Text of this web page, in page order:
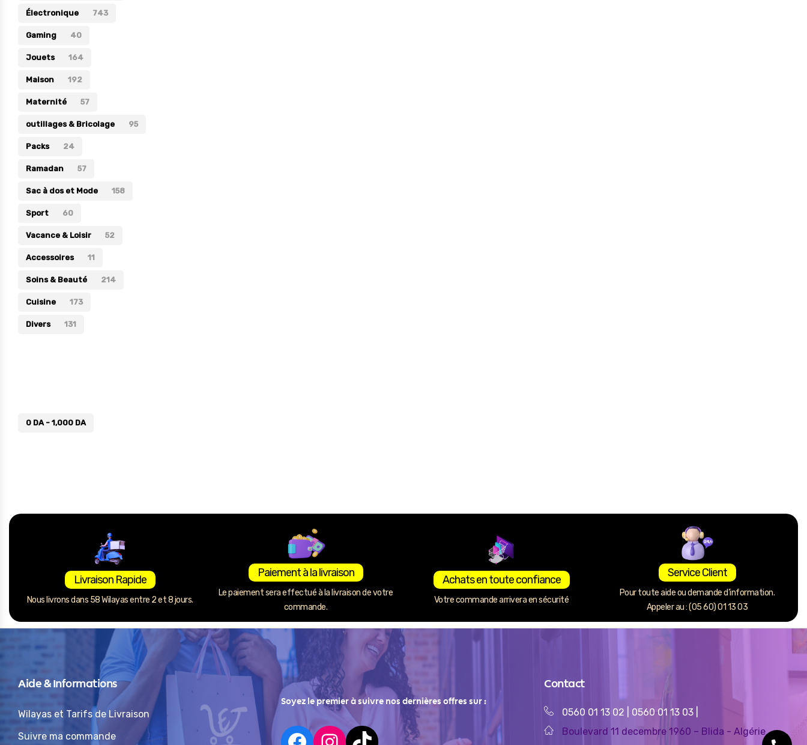
Maternité
Outillages & Bricolage
Packs
Sac à dos et Mode
Soins & Beauté
Sport
Divers
Électronique 743
Gaming 40
Jouets 164
Maison 192
Maternité 57
outillages & Bricolage 95
Packs 24
Ramadan 57
Sac à dos et Mode 158
Sport 60
Vacance & Loisir 52
Accessoires 11
Soins & Beauté 214
Cuisine 173
Divers 131
0 DA- 1,000 DA
Livraison Rapide
Nous livrons dans 58 Wilayas entre 2 et 8 jours.
Paiement à la livraison
Le paiement sera effectué à la livraison de votre
commande.
Achats en toute confiance
Votre commande arrivera en sécurité
Service Client
Pour toute aide ou demande d’information.
Appeler au : (05 60) 01 13 03
Aide & Informations
Wilayas et Tarifs de Livraison
Suivre ma commande
Soyez le premier à suivre nos dernières offres sur :
Contact
0560 01 13 02 0560 01 13 03
Boulevard 11 decembre 1960 – Blida - Algérie